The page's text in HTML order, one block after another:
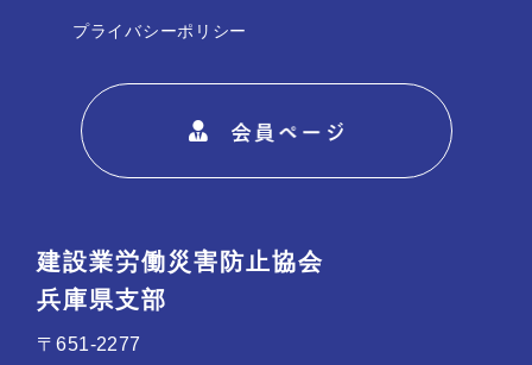
プライバシーポリシー
建設業労働災害防止協会
兵庫県支部
〒651-2277